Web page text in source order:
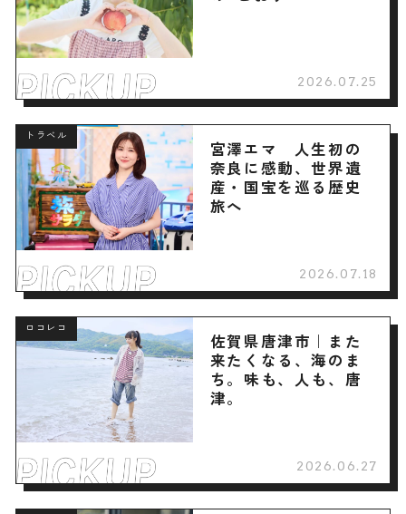
2026.07.25
トラベル
宮澤エマ 人生初の
奈良に感動、世界遺
産・国宝を巡る歴史
旅へ
2026.07.18
ロコレコ
佐賀県唐津市｜また
来たくなる、海のま
ち。味も、人も、唐
津。
2026.06.27